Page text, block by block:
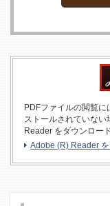
PDFファイルの閲覧
ストールされていな
Reader をダウンロー
Adobe (R) Reader